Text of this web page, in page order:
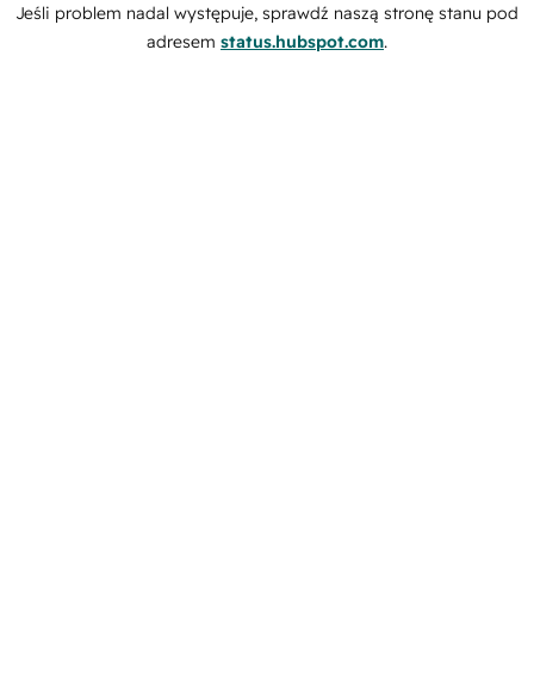
Jeśli problem nadal występuje, sprawdź naszą stronę stanu pod
adresem status.hubspot.com.